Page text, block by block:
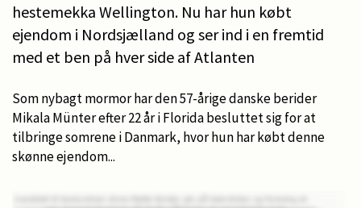
hestemekka Wellington. Nu har hun købt
ejendom i Nordsjælland og ser ind i en fremtid
med et ben på hver side af Atlanten
Som nybagt mormor har den 57-årige danske berider
Mikala Münter efter 22 år i Florida besluttet sig for at
tilbringe somrene i Danmark, hvor hun har købt denne
skønne ejendom...